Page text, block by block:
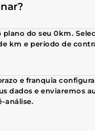
plano do seu 0km.
km e período de
e franquia
dados e enviaremos
análise.